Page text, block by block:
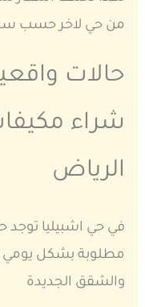
من حي لاخر حسب
حالات
شراء
الرياض
في حي اشبيليا توجد
مطلوبة بشكل يومي
والشقق الجديدة